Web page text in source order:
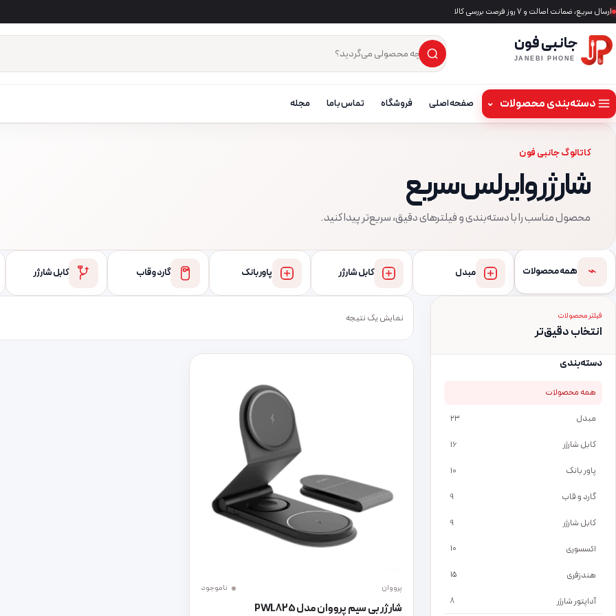
ارسال سریع، ضمانت اصالت و ۷ روز فرصت بررسی کالا
جانبی فون
JANEBI PHONE جست‌وجوی محصول
×
دسته‌بندی محصولات ⌄ صفحه اصلی فروشگاه تماس باما مجله
کاتالوگ جانبی فون
شارژر وایرلس سریع
محصول مناسب را با دسته‌بندی و فیلترهای دقیق، سریع‌تر پیدا کنید.
⌁ همه محصولات مبدل کابل شارژر پاور بانک گارد و قاب کابل شارژر
فیلتر محصولات
انتخاب دقیق‌تر
دسته‌بندی
همه محصولات
مبدل 23
کابل شارژر 16
پاور بانک 10
گارد و قاب 9
کابل شارژر 9
اکسسوری 10
هندزفری 15
آداپتور شارژر 8
نمایش یک نتیجه
پرووان ناموجود
شارژر بی سیم پرووان مدل PWL825